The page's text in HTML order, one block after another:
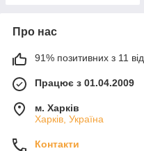
Про нас
91% позитивних з 11
Працює з 01.04.2009
м. Харків
Харків, Україна
Контакти